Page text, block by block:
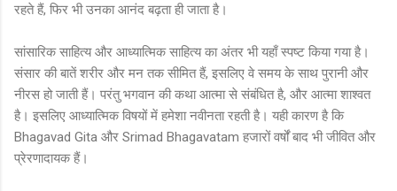
रहते हैं, फिर भी उनका आनंद बढ़ता ही जाता है।
सांसारिक साहित्य और आध्यात्मिक साहित्य का अंतर भी यहाँ स्पष्ट किया गया है।
संसार की बातें शरीर और मन तक सीमित हैं, इसलिए वे समय के साथ पुरानी और
नीरस हो जाती हैं। परंतु भगवान की कथा आत्मा से संबंधित है, और आत्मा शाश्वत
है। इसलिए आध्यात्मिक विषयों में हमेशा नवीनता रहती है। यही कारण है कि
Bhagavad Gita और Srimad Bhagavatam हजारों वर्षों बाद भी जीवित और
प्रेरणादायक हैं।